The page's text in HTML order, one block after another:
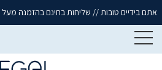
אתם בידיים טובות // שליחות בחינם בהזמנה מעל 299 ש"ח (לא כולל ריהוט ומזרנים)